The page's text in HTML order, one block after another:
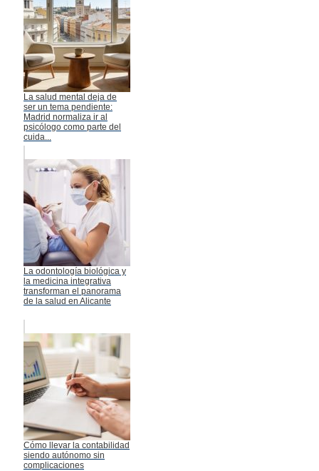
La salud mental deja de
ser un tema pendiente:
Madrid normaliza ir al
psicólogo como parte del
cuida...
La odontología biológica y
la medicina integrativa
transforman el panorama
de la salud en Alicante
Cómo llevar la contabilidad
siendo autónomo sin
complicaciones